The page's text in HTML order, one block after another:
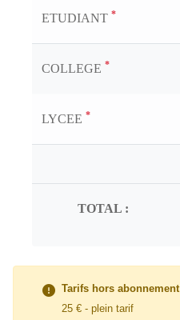
ETUDIANT *
COLLEGE *
LYCEE *
TOTAL :
Tarifs hors abonnement
25 € - plein tarif